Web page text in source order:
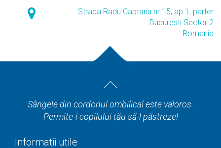
Strada Radu Captariu nr 15, ap 1, parter
Bucuresti Sector 2
Romania
Sângele din cordonul ombilical este valoros.
Permite-i copilului tău să-l păstreze!
Informatii utile